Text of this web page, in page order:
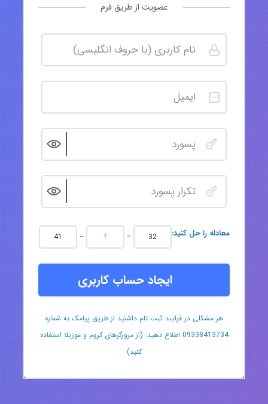
عضویت از طریق فرم
:معادله را حل کنید − =
ایجاد حساب کاربری
هر مشکلی در فرایند ثبت نام داشتید از طریق پیامک به شماره
09338413734 اطلاع دهید. (از مرورگرهای کروم و موزیلا استفاده
کنید)